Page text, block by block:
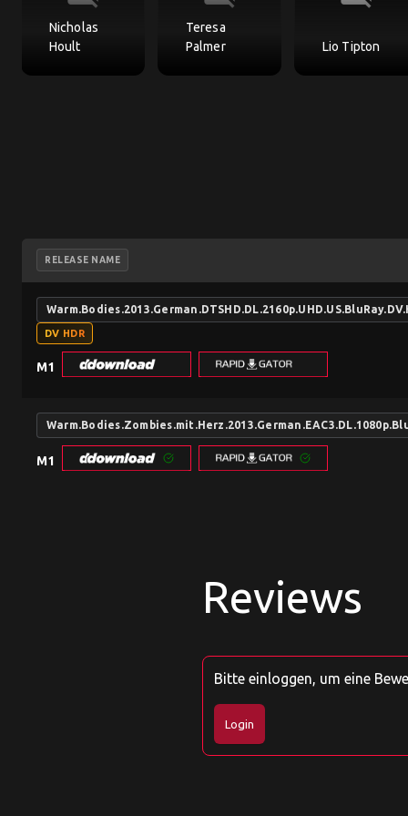
Nicholas
Hoult
Teresa
Palmer
Lio Tipton
RELEASE NAME
DV HDR
M1
M1
Reviews
Bitte einloggen, um eine
Login